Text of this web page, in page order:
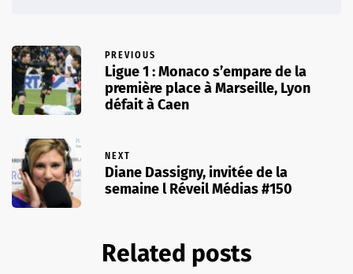
PREVIOUS
Ligue 1 : Monaco s’empare de la
première place à Marseille, Lyon
défait à Caen
NEXT
Diane Dassigny, invitée de la
semaine l Réveil Médias #150
Related posts